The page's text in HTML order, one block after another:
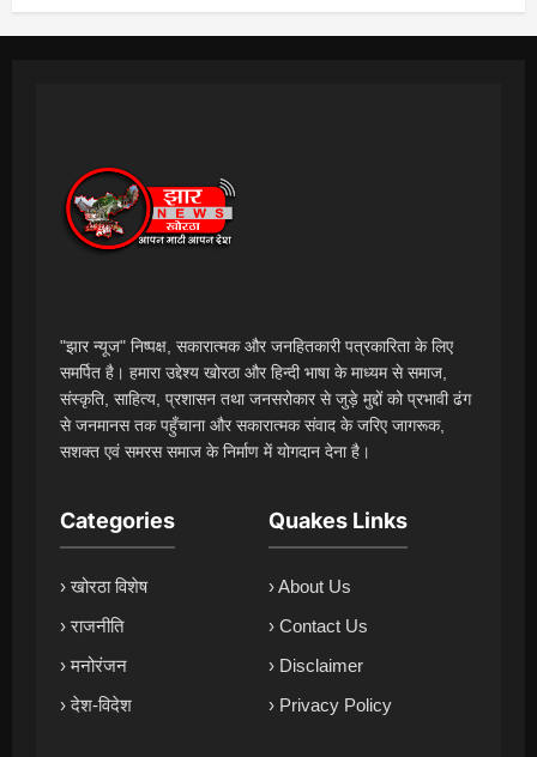
"झार न्यूज" निष्पक्ष, सकारात्मक और जनहितकारी पत्रकारिता के लिए
समर्पित है। हमारा उद्देश्य खोरठा और हिन्दी भाषा के माध्यम से समाज,
संस्कृति, साहित्य, प्रशासन तथा जनसरोकार से जुड़े मुद्दों को प्रभावी ढंग
से जनमानस तक पहुँचाना और सकारात्मक संवाद के जरिए जागरूक,
सशक्त एवं समरस समाज के निर्माण में योगदान देना है।
Categories
› खोरठा विशेष
› राजनीति
› मनोरंजन
› देश-विदेश
Quakes Links
› About Us
› Contact Us
› Disclaimer
› Privacy Policy